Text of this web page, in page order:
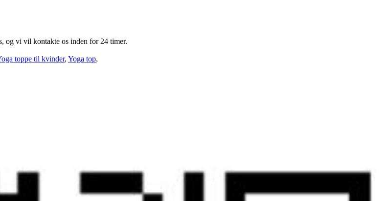
og vi vil kontakte os inden for 24 timer.
toppe til kvinder, Yoga top,